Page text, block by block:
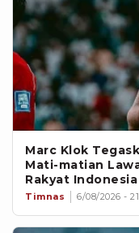
Marc Klok
Mati-matian
Rakyat Indonesia
Timnas 6/08/2026 -